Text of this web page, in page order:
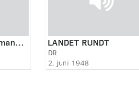
I ro og mag - spillemand Ewald Thomsen LANDET RUNDT
DR
2. juni 1948